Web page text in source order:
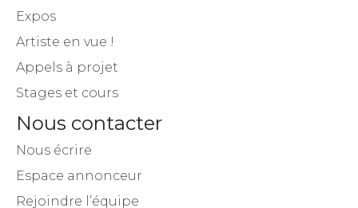
Expos
Artiste en vue !
Appels à projet
Stages et cours
Nous contacter
Nous écrire
Espace annonceur
Rejoindre l’équipe